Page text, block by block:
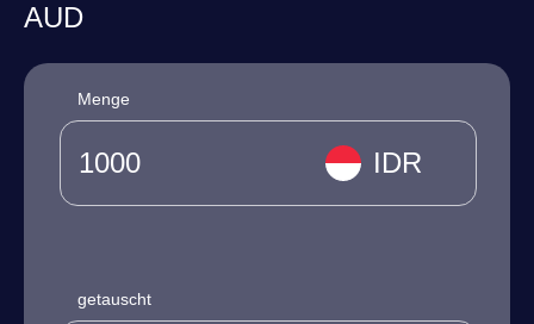
AUD
Menge
IDR
getauscht